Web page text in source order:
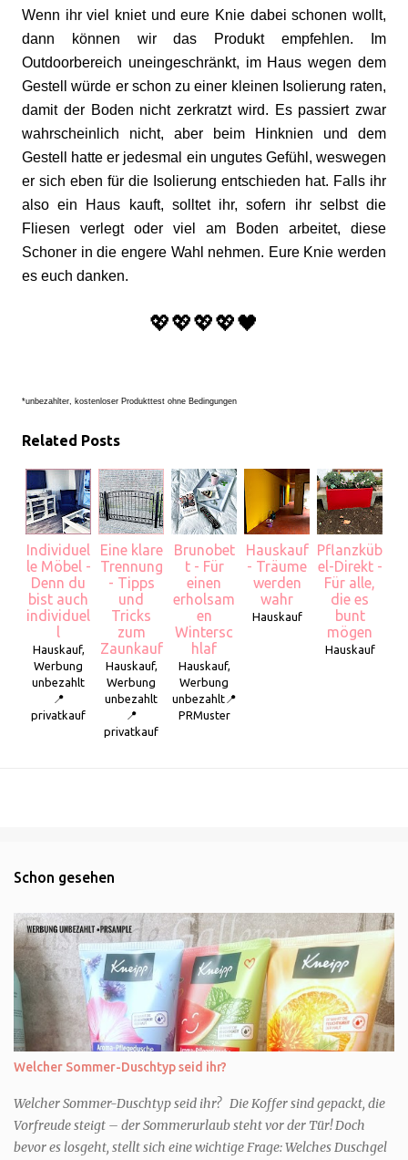
Wenn ihr viel kniet und eure Knie dabei schonen wollt,
dann können wir das Produkt empfehlen. Im
Outdoorbereich uneingeschränkt, im Haus wegen dem
Gestell würde er schon zu einer kleinen Isolierung raten,
damit der Boden nicht zerkratzt wird. Es passiert zwar
wahrscheinlich nicht, aber beim Hinknien und dem
Gestell hatte er jedesmal ein ungutes Gefühl, weswegen
er sich eben für die Isolierung entschieden hat. Falls ihr
also ein Haus kauft, solltet ihr, sofern ihr selbst die
Fliesen verlegt oder viel am Boden arbeitet, diese
Schoner in die engere Wahl nehmen. Eure Knie werden
es euch danken.
💖💖💖💖🖤
*unbezahlter, kostenloser Produkttest ohne Bedingungen
Related Posts
Individuel
le Möbel -
Denn du
bist auch
individuel
Hauskauf,
Werbung
unbezahlt
📍
privatkauf
Eine klare
Trennung
- Tipps
und
Tricks
zum
Zaunkauf
Hauskauf,
Werbung
unbezahlt
📍
privatkauf
Brunobet
t - Für
einen
erholsam
en
Wintersc
hlaf
Hauskauf,
Werbung
unbezahlt📍
PRMuster
Hauskauf
- Träume
werden
wahr
Hauskauf
Pflanzküb
el-Direkt -
Für alle,
die es
bunt
mögen
Hauskauf
Schon gesehen
Welcher Sommer-Duschtyp seid ihr?
Welcher Sommer-Duschtyp seid ihr? Die Koffer sind gepackt, die
Vorfreude steigt – der Sommerurlaub steht vor der Tür! Doch
bevor es losgeht, stellt sich eine wichtige Frage: Welches Duschgel